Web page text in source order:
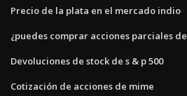
Precio de la plata en el mercado indio
¿puedes comprar acciones parciales
Devoluciones de stock de s & p 500
Cotización de acciones de mime